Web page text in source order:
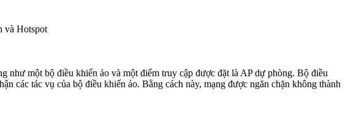
và Hotspot
một bộ điều khiển ảo và một điểm truy cập được đặt là AP dự phòng. Bộ điều
các tác vụ của bộ điều khiển ảo. Bằng cách này, mạng được ngăn chặn không thành